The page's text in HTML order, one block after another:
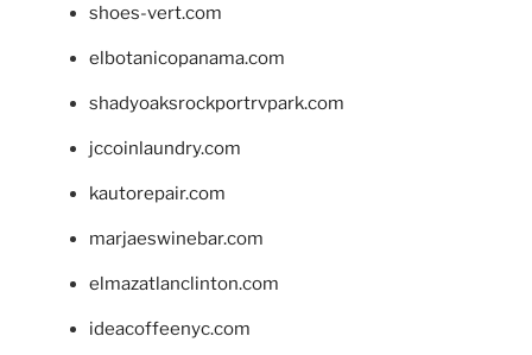
shoes-vert.com
elbotanicopanama.com
shadyoaksrockportrvpark.com
jccoinlaundry.com
kautorepair.com
marjaeswinebar.com
elmazatlanclinton.com
ideacoffeenyc.com